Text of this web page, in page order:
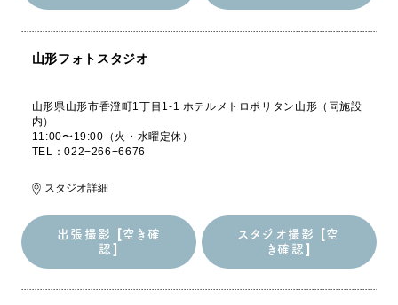
出張撮影 [空き確
スタジオ撮影 [空
山形フォトスタジオ
山形県山形市香澄町1丁目1-1 ホテルメトロポリタン山形（同施設
内）
11:00〜19:00（火・水曜定休）
TEL：022−266−6676
スタジオ詳細
出張撮影 [空き確
認]
出張撮影 [空き確
スタジオ撮影 [空
き確認]
スタジオ撮影 [空